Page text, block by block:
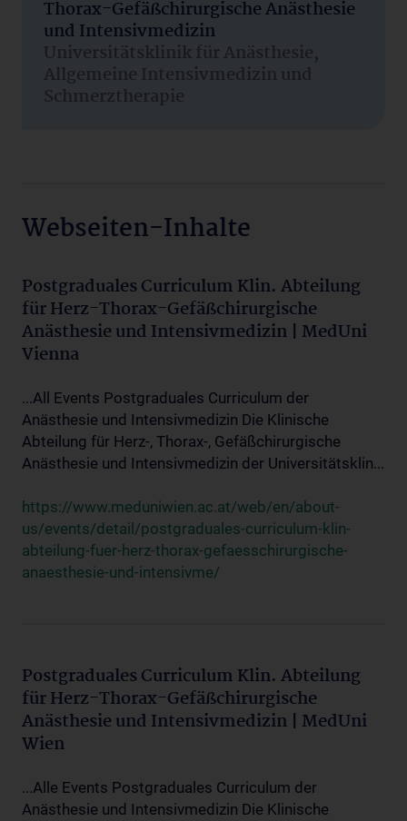
Thorax-Gefäßchirurgische Anästhesie
und Intensivmedizin
Universitätsklinik für Anästhesie,
Allgemeine Intensivmedizin und
Schmerztherapie
Webseiten-Inhalte
Postgraduales Curriculum Klin. Abteilung
für Herz-Thorax-Gefäßchirurgische
Anästhesie und Intensivmedizin | MedUni
Vienna
...All Events Postgraduales Curriculum der
Anästhesie und Intensivmedizin Die Klinische
Abteilung für Herz-, Thorax-, Gefäßchirurgische
Anästhesie und Intensivmedizin der Universitätsklin...
https://www.meduniwien.ac.at/web/en/about-
us/events/detail/postgraduales-curriculum-klin-
abteilung-fuer-herz-thorax-gefaesschirurgische-
anaesthesie-und-intensivme/
Postgraduales Curriculum Klin. Abteilung
für Herz-Thorax-Gefäßchirurgische
Anästhesie und Intensivmedizin | MedUni
Wien
...Alle Events Postgraduales Curriculum der
Anästhesie und Intensivmedizin Die Klinische